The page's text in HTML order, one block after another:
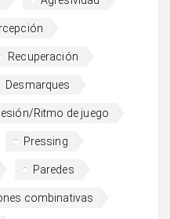
Recuperación
Desmarques
Ritmo de juego
Pressing
Paredes
combinativas